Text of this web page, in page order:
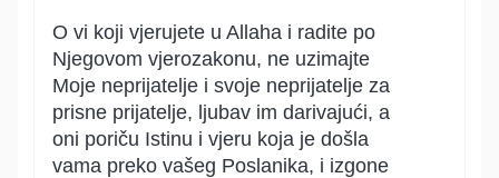
O vi koji vjerujete u Allaha i radite po
Njegovom vjerozakonu, ne uzimajte
Moje neprijatelje i svoje neprijatelje za
prisne prijatelje, ljubav im darivajući, a
oni poriču Istinu i vjeru koja je došla
vama preko vašeg Poslanika, i izgone